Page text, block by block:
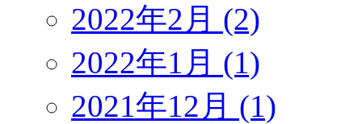
2022年2月 (2)
2022年1月 (1)
2021年12月 (1)